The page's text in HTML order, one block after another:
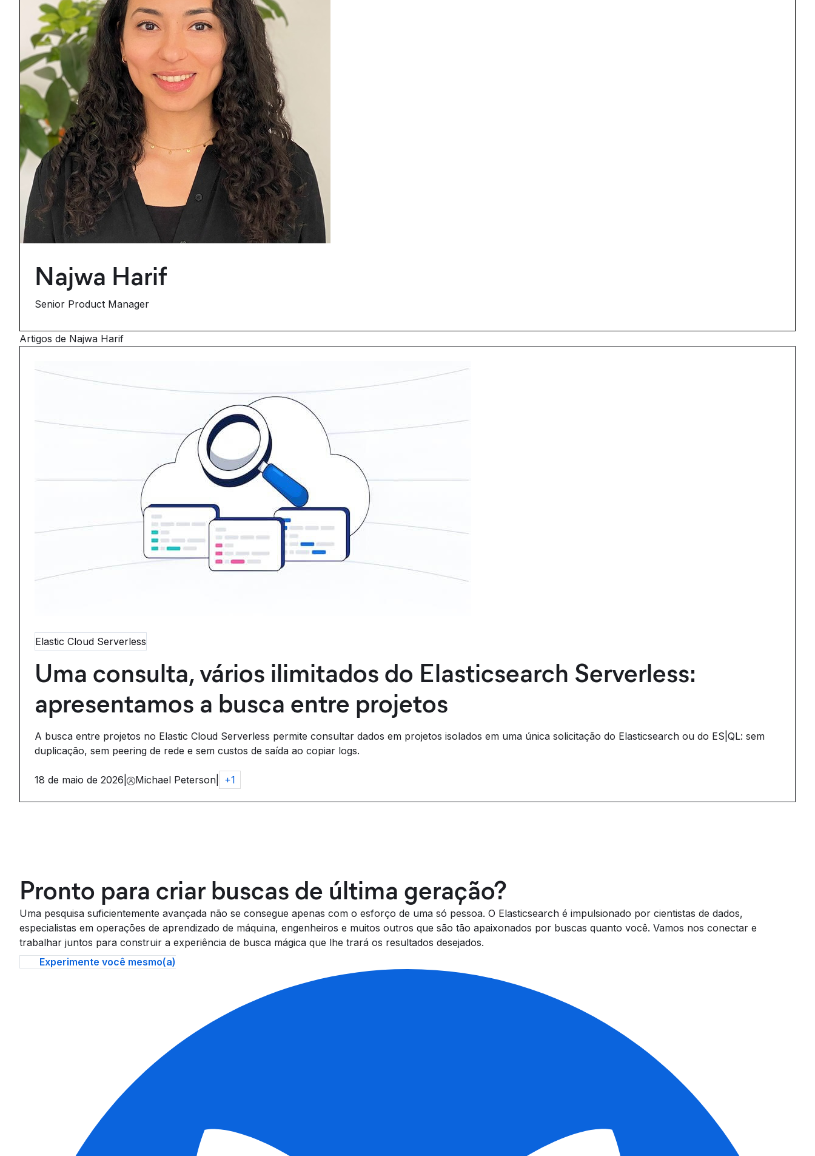
Najwa Harif
Senior Product Manager
Artigos de Najwa Harif
Elastic Cloud Serverless
Uma consulta, vários ilimitados do Elasticsearch Serverless:
apresentamos a busca entre projetos
A busca entre projetos no Elastic Cloud Serverless permite consultar dados em projetos isolados em uma única solicitação do Elasticsearch ou do ES|QL: sem
duplicação, sem peering de rede e sem custos de saída ao copiar logs.
18 de maio de 2026 Michael Peterson +1
Pronto para criar buscas de última geração?
Uma pesquisa suficientemente avançada não se consegue apenas com o esforço de uma só pessoa. O Elasticsearch é impulsionado por cientistas de dados,
especialistas em operações de aprendizado de máquina, engenheiros e muitos outros que são tão apaixonados por buscas quanto você. Vamos nos conectar e
trabalhar juntos para construir a experiência de busca mágica que lhe trará os resultados desejados.
Experimente você mesmo(a)